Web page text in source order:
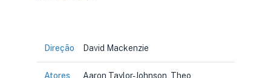
Direção David Mackenzie
Atores
Aaron Taylor-Johnson, Theo